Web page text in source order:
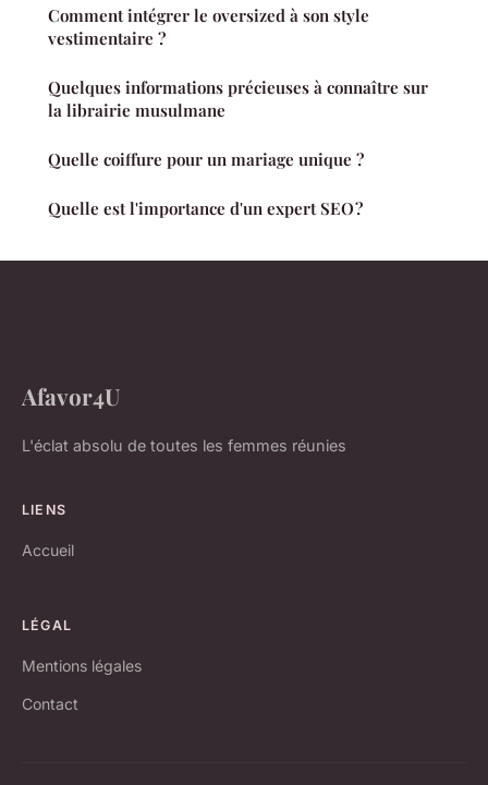
Comment intégrer le oversized à son style
vestimentaire ?
Quelques informations précieuses à connaître sur
la librairie musulmane
Quelle coiffure pour un mariage unique ?
Quelle est l'importance d'un expert SEO ?
Afavor4U
L'éclat absolu de toutes les femmes réunies
LIENS
Accueil
LÉGAL
Mentions légales
Contact